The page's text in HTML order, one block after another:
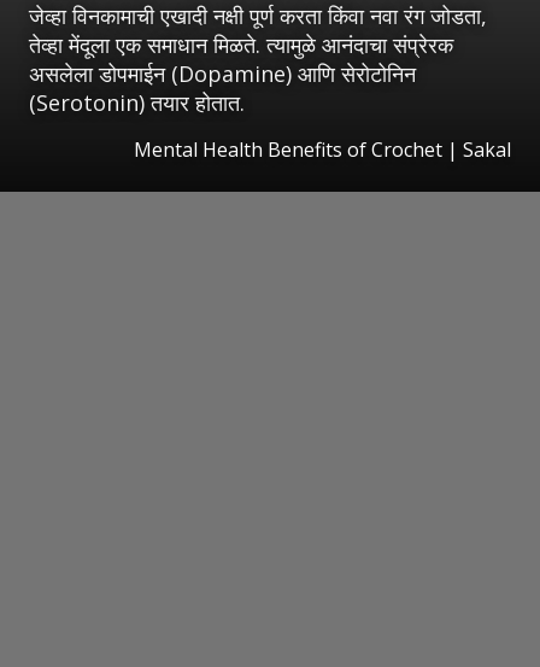
जेव्हा विनकामाची एखादी नक्षी पूर्ण करता किंवा नवा रंग जोडता,
तेव्हा मेंदूला एक समाधान मिळते. त्यामुळे आनंदाचा संप्रेरक
असलेला डोपमाईन (Dopamine) आणि सेरोटोनिन
(Serotonin) तयार होतात.
Mental Health Benefits of Crochet | Sakal